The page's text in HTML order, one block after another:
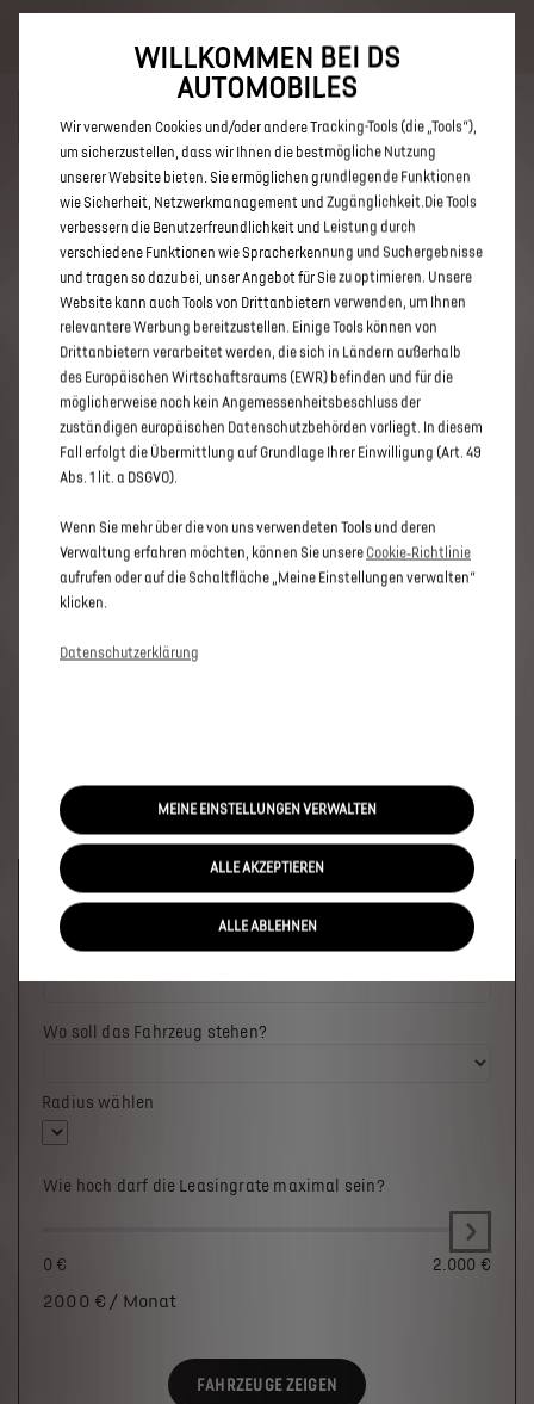
Hybride. Mehr erfahren >>
ENTDECKEN SIE ALLE DS 3 UND
DS 3 CROSSBACK NEUWAGEN
MIT DIESEL ANTRIEB IN
MEERBUSCH
Welches Fahrzeug möchten Sie?
Wo soll das Fahrzeug stehen?
Radius wählen
Wie hoch darf die Leasingrate maximal sein?
0 € 2.000 €
2000 € / Monat
FAHRZEUGE ZEIGEN
WILLKOMMEN BEI DS
AUTOMOBILES
Wir verwenden Cookies und/oder andere Tracking-Tools (die „Tools“),
um sicherzustellen, dass wir Ihnen die bestmögliche Nutzung
unserer Website bieten. Sie ermöglichen grundlegende Funktionen
wie Sicherheit, Netzwerkmanagement und Zugänglichkeit.Die Tools
verbessern die Benutzerfreundlichkeit und Leistung durch
verschiedene Funktionen wie Spracherkennung und Suchergebnisse
und tragen so dazu bei, unser Angebot für Sie zu optimieren. Unsere
Website kann auch Tools von Drittanbietern verwenden, um Ihnen
relevantere Werbung bereitzustellen. Einige Tools können von
Drittanbietern verarbeitet werden, die sich in Ländern außerhalb
des Europäischen Wirtschaftsraums (EWR) befinden und für die
möglicherweise noch kein Angemessenheitsbeschluss der
zuständigen europäischen Datenschutzbehörden vorliegt. In diesem
Fall erfolgt die Übermittlung auf Grundlage Ihrer Einwilligung (Art. 49
Abs. 1 lit. a DSGVO).
Wenn Sie mehr über die von uns verwendeten Tools und deren
Verwaltung erfahren möchten, können Sie unsere Cookie‑Richtlinie
aufrufen oder auf die Schaltfläche „Meine Einstellungen verwalten“
klicken.
Datenschutzerklärung
MEINE EINSTELLUNGEN VERWALTEN
ALLE AKZEPTIEREN
ALLE ABLEHNEN